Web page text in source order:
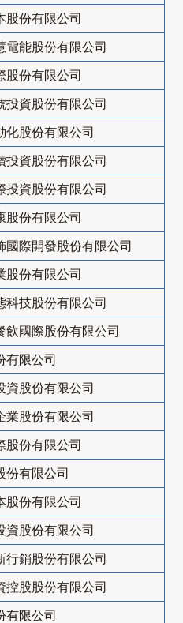
股份有限公司
電能股份有限公司
股份有限公司
投資股份有限公司
化股份有限公司
投資股份有限公司
投資股份有限公司
股份有限公司
國際開發股份有限公司
股份有限公司
科技股份有限公司
飲國際股份有限公司
有限公司
資股份有限公司
業股份有限公司
股份有限公司
份有限公司
股份有限公司
資股份有限公司
行銷股份有限公司
控股股份有限公司
有限公司